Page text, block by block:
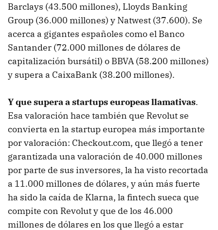
Barclays (43.500 millones), Lloyds Banking
Group (36.000 millones) y Natwest (37.600). Se
acerca a gigantes españoles como el Banco
Santander (72.000 millones de dólares de
capitalización bursátil) o BBVA (58.200 millones)
y supera a CaixaBank (38.200 millones).
Y que supera a startups europeas llamativas.
Esa valoración hace también que Revolut se
convierta en la startup europea más importante
por valoración: Checkout.com, que llegó a tener
garantizada una valoración de 40.000 millones
por parte de sus inversores, la ha visto recortada
a 11.000 millones de dólares, y aún más fuerte
ha sido la caída de Klarna, la fintech sueca que
compite con Revolut y que de los 46.000
millones de dólares en los que llegó a estar